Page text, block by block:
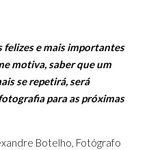
felizes e mais importantes
motiva, saber que um
se repetirá, será
para as próximas
Botelho, Fotógrafo